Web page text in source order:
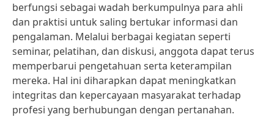
berfungsi sebagai wadah berkumpulnya para ahli
dan praktisi untuk saling bertukar informasi dan
pengalaman. Melalui berbagai kegiatan seperti
seminar, pelatihan, dan diskusi, anggota dapat terus
memperbarui pengetahuan serta keterampilan
mereka. Hal ini diharapkan dapat meningkatkan
integritas dan kepercayaan masyarakat terhadap
profesi yang berhubungan dengan pertanahan.